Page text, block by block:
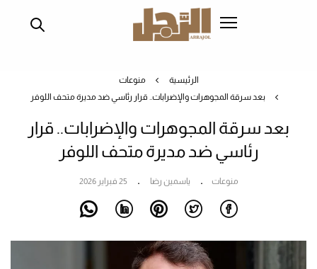
الرئيسية
منوعات
بعد سرقة المجوهرات والإضرابات.. قرار رئاسي ضد مديرة متحف اللوفر
بعد سرقة المجوهرات والإضرابات.. قرار
رئاسي ضد مديرة متحف اللوفر
منوعات ياسمين رضا 25 فبراير 2026